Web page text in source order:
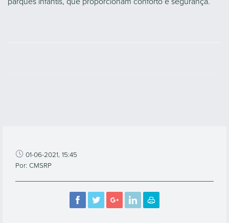
01-06-2021, 15:45
Por: CMSRP